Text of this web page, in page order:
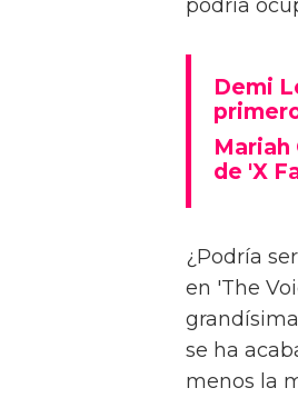
podría
Demi
Mariah
de 'X
¿Podría
en 'The
se ha
menos la